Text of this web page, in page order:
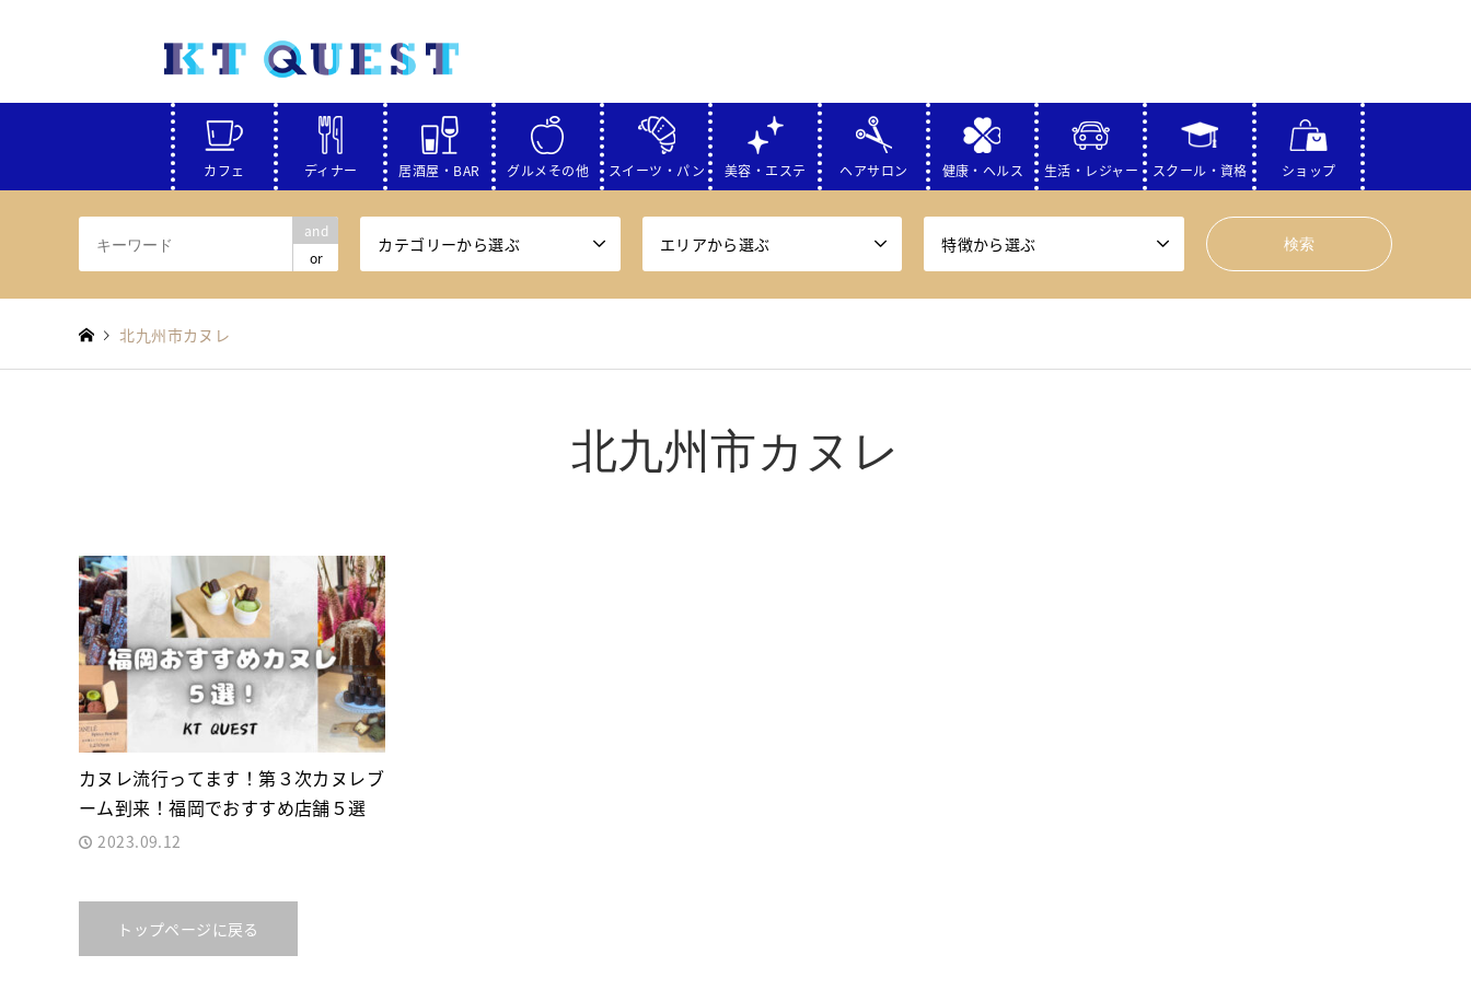
カフェ ディナー 居酒屋・BAR グルメその他 スイーツ・パン 美容・エステ ヘアサロン 健康・ヘルス 生活・レジャー スクール・資格 ショップ
and
or
カテゴリーから選ぶ エリアから選ぶ 特徴から選ぶ
北九州市カヌレ
北九州市カヌレ
カヌレ流行ってます！第３次カヌレブ
ーム到来！福岡でおすすめ店舗５選
2023.09.12
トップページに戻る